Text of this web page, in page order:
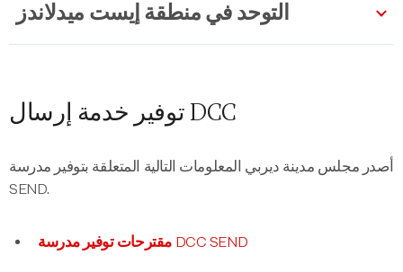
التوحد في منطقة إيست ميدلاندز
توفير خدمة إرسال DCC
أصدر مجلس مدينة ديربي المعلومات التالية المتعلقة بتوفير مدرسة
SEND.
مقترحات توفير مدرسة DCC SEND